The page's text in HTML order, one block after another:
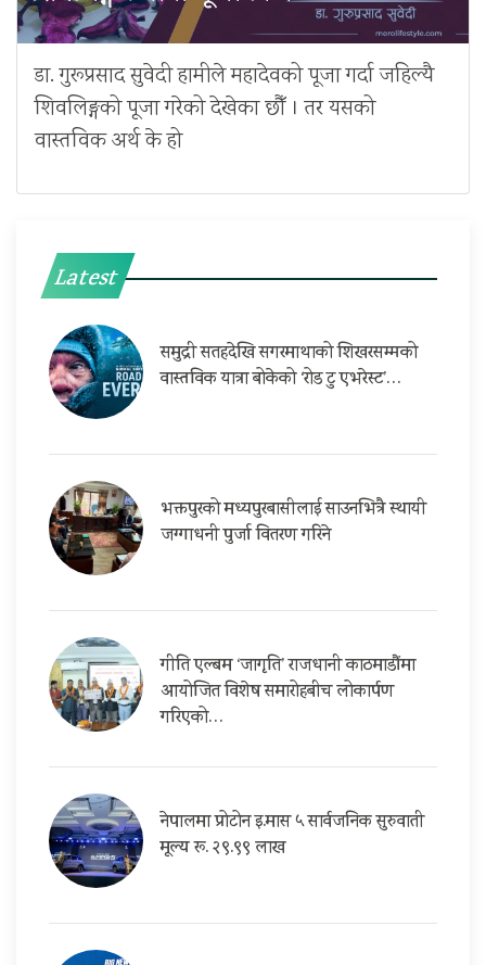
डा. गुरूप्रसाद सुवेदी हामीले महादेवको पूजा गर्दा जहिल्यै
शिवलिङ्गको पूजा गरेको देखेका छौँ । तर यसको
वास्तविक अर्थ के हो
Latest
समुद्री सतहदेखि सगरमाथाको शिखरसम्मको
वास्तविक यात्रा बोकेको ‘रोड टु एभरेस्ट’…
भक्तपुरको मध्यपुरबासीलाई साउनभित्रै स्थायी
जग्गाधनी पुर्जा वितरण गरिने
गीति एल्बम ‘जागृति’ राजधानी काठमाडौंमा
आयोजित विशेष समारोहबीच लोकार्पण
गरिएको…
नेपालमा प्रोटोन इ.मास ५ सार्वजनिक सुरुवाती
मूल्य रू. २९.९९ लाख